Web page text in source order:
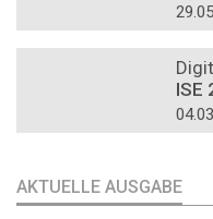
ISE
AKTUELLE AUSGABE